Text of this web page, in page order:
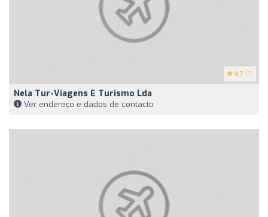
4.7 (7)
Nela Tur-Viagens E Turismo Lda
Ver endereço e dados de contacto